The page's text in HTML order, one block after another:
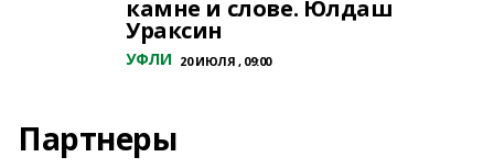
камне и слове. Юлдаш
Ураксин
УФЛИ 20 ИЮЛЯ , 09:00
Партнеры